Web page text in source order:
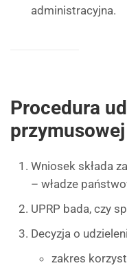
administracyjna.
Procedura
przymusowej
Wniosek składa
– władze
UPRP bada, czy
Decyzja o
zakres